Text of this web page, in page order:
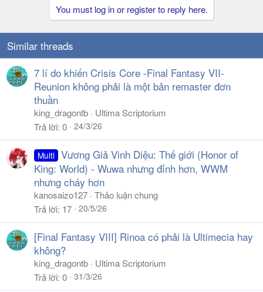
You must log in or register to reply here.
Similar threads
7 lí do khiến Crisis Core -Final Fantasy VII-
Reunion không phải là một bản remaster đơn
thuần
king_dragontb
Ultima Scriptorium
Trả lời 0 24/3/26
Multi Vương Giả Vinh Diệu: Thế giới (Honor of
King: World) - Wuwa nhưng đỉnh hơn, WWM
nhưng cháy hơn
kanosaizo127 Thảo luận chung
Trả lời 17 20/5/26
[Final Fantasy VIII] Rinoa có phải là Ultimecia hay
không?
king_dragontb
Ultima Scriptorium
Trả lời 0 31/3/26